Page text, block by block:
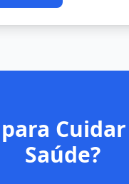
Cuidar
Saúde?